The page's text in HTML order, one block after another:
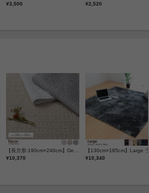
¥3,500
¥2,520
【長方形:190cm×240cm】Decor イブルラグマット
¥10,370
¥10,340